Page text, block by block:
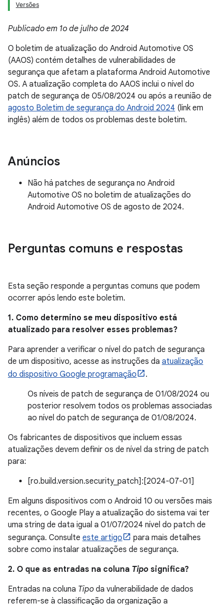
Versões
Publicado em 1o de julho de 2024
O boletim de atualização do Android Automotive OS
(AAOS) contém detalhes de vulnerabilidades de
segurança que afetam a plataforma Android Automotive
OS. A atualização completa do AAOS inclui o nível do
patch de segurança de 05/08/2024 ou após a reunião de
agosto Boletim de segurança do Android 2024 (link em
inglês) além de todos os problemas deste boletim.
Anúncios
Não há patches de segurança no Android
Automotive OS no boletim de atualizações do
Android Automotive OS de agosto de 2024.
Perguntas comuns e respostas
Esta seção responde a perguntas comuns que podem
ocorrer após lendo este boletim.
1. Como determino se meu dispositivo está
atualizado para resolver esses problemas?
Para aprender a verificar o nível do patch de segurança
de um dispositivo, acesse as instruções da atualização
do dispositivo Google programação
.
Os níveis de patch de segurança de 01/08/2024 ou
posterior resolvem todos os problemas associadas
ao nível do patch de segurança de 01/08/2024.
Os fabricantes de dispositivos que incluem essas
atualizações devem definir os de nível da string de patch
para:
[ro.build.version.security_patch]:[2024-07-01]
Em alguns dispositivos com o Android 10 ou versões mais
recentes, o Google Play a atualização do sistema vai ter
uma string de data igual a 01/07/2024 nível do patch de
segurança. Consulte este artigo
para mais detalhes
sobre como instalar atualizações de segurança.
2. O que as entradas na coluna Tipo significa?
Entradas na coluna Tipo da vulnerabilidade de dados
referem-se à classificação da organização a